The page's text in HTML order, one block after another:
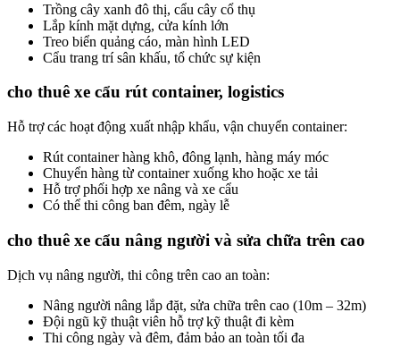
Trồng cây xanh đô thị, cẩu cây cổ thụ
Lắp kính mặt dựng, cửa kính lớn
Treo biển quảng cáo, màn hình LED
Cẩu trang trí sân khấu, tổ chức sự kiện
cho thuê xe cẩu rút container, logistics
Hỗ trợ các hoạt động xuất nhập khẩu, vận chuyển container:
Rút container hàng khô, đông lạnh, hàng máy móc
Chuyển hàng từ container xuống kho hoặc xe tải
Hỗ trợ phối hợp xe nâng và xe cẩu
Có thể thi công ban đêm, ngày lễ
cho thuê xe cẩu nâng người và sửa chữa trên cao
Dịch vụ nâng người, thi công trên cao an toàn:
Nâng người nâng lắp đặt, sửa chữa trên cao (10m – 32m)
Đội ngũ kỹ thuật viên hỗ trợ kỹ thuật đi kèm
Thi công ngày và đêm, đảm bảo an toàn tối đa